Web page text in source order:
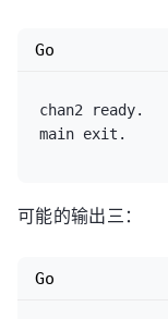
chan2 ready.
Go
可能的输出三：
Go